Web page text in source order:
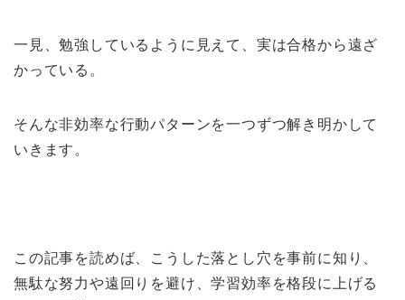
一見、勉強しているように見えて、実は合格から遠ざ
かっている。
そんな非効率な行動パターンを一つずつ解き明かして
いきます。
この記事を読めば、こうした落とし穴を事前に知り、
無駄な努力や遠回りを避け、学習効率を格段に上げる